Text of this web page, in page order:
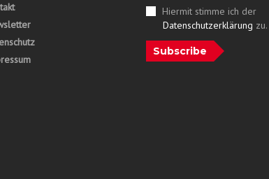
Hiermit stimme ich der
Datenschutzerklärung zu.
Subscribe